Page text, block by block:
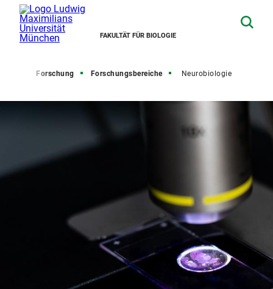
FAKULTÄT FÜR BIOLOGIE
Forschung Forschungsbereiche Neurobiologie